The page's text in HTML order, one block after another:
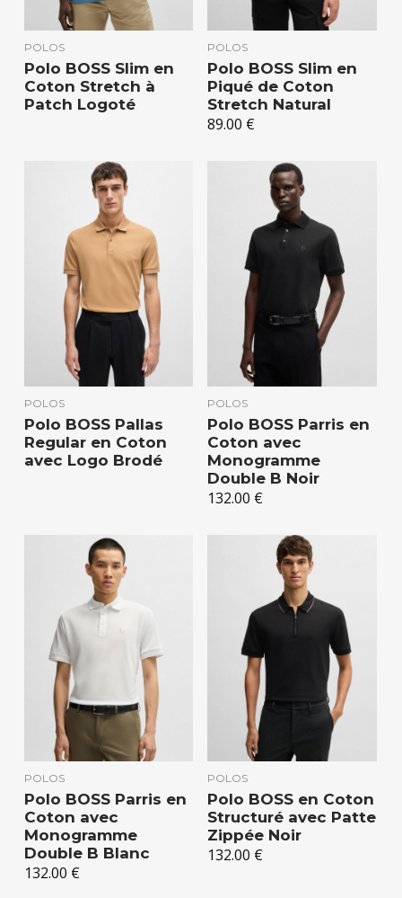
POLOS
Polo BOSS Slim en
Coton Stretch à
Patch Logoté
POLOS
Polo BOSS Slim en
Piqué de Coton
Stretch Natural
89.00 €
POLOS
Polo BOSS Pallas
Regular en Coton
avec Logo Brodé
POLOS
Polo BOSS Parris en
Coton avec
Monogramme
Double B Noir
132.00 €
POLOS
Polo BOSS Parris en
Coton avec
Monogramme
Double B Blanc
132.00 €
POLOS
Polo BOSS en Coton
Structuré avec Patte
Zippée Noir
132.00 €